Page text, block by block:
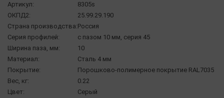
Артикул:
8305s
ОКПД2:
25.99.29.190
Страна производства:Россия
Серия профилей:
с пазом 10 мм, серия 45
Ширина паза, мм:
10
Материал:
Сталь 4 мм
Покрытие:
Порошково-полимерное покрытие RAL7035
Вес, кг:
0.22
Цвет:
Серый